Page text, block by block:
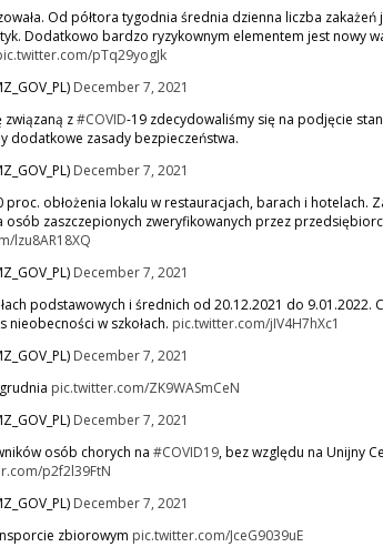
Od półtora tygodnia średnia dzienna liczba zakażeń
Dodatkowo bardzo ryzykownym elementem jest nowy
pTq29yogJk
December 7, 2021
związaną z#COVID-19 zdecydowaliśmy się na podjęcie
dodatkowe zasady bezpieczeństwa.
December 7, 2021
obłożenia lokalu w restauracjach, barach i hotelach.
zaszczepionych zweryfikowanych przez
lzu8AR18XQ
December 7, 2021
podstawowych i średnich od 20.12.2021 do 9.01.2022.
nieobecności w szkołach. pic.twitter.com/jIV4H7hXc1
December 7, 2021
pic.twitter.com/ZK9WASmCeN
December 7, 2021
osób chorych na #COVID19, bez względu na Unijny
p2f2l39FtN
December 7, 2021
zbiorowym pic.twitter.com/JceG9039uE